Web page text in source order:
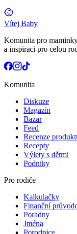
Vítej Baby
Komunita pro
a inspiraci pro celou
Komunita
Diskuze
Magazín
Bazar
Feed
Recenze
Recepty
Výlety s dětmi
Podniky
Pro rodiče
Kalkulačky
Finanční
Poradny
Jména